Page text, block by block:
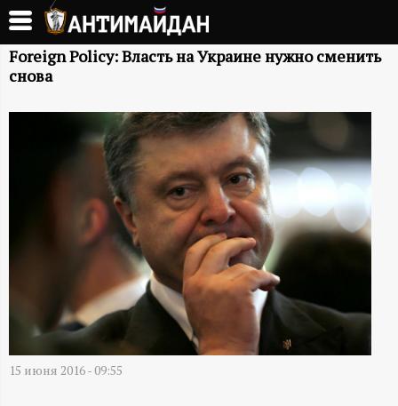
Перейти
основному
содержанию
А
А
Й
Д
Foreign Policy: Власть на Украине нужно сменить
снова
15 июня 2016 - 09:55